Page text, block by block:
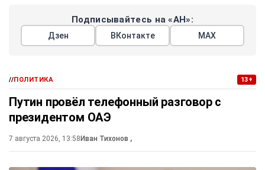
Подписывайтесь на «АН»:
Дзен ВКонтакте МАХ
//ПОЛИТИКА 13+
Путин провёл телефонный разговор с
президентом ОАЭ
7 августа 2026, 13:58 Иван Тихонов ,